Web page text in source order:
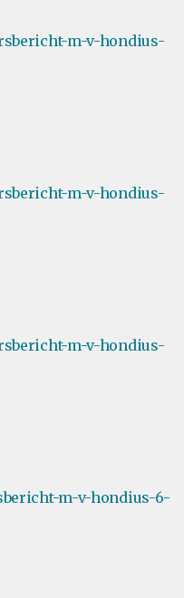
m-v-hondius-
m-v-hondius-
m-v-hondius-
m-v-hondius-6-